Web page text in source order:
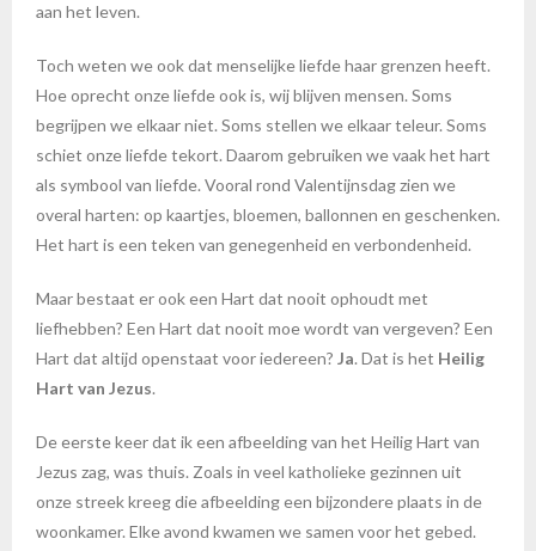
aan het leven.
Toch weten we ook dat menselijke liefde haar grenzen heeft.
Hoe oprecht onze liefde ook is, wij blijven mensen. Soms
begrijpen we elkaar niet. Soms stellen we elkaar teleur. Soms
schiet onze liefde tekort. Daarom gebruiken we vaak het hart
als symbool van liefde. Vooral rond Valentijnsdag zien we
overal harten: op kaartjes, bloemen, ballonnen en geschenken.
Het hart is een teken van genegenheid en verbondenheid.
Maar bestaat er ook een Hart dat nooit ophoudt met
liefhebben? Een Hart dat nooit moe wordt van vergeven? Een
Hart dat altijd openstaat voor iedereen? Ja. Dat is het Heilig
Hart van Jezus.
De eerste keer dat ik een afbeelding van het Heilig Hart van
Jezus zag, was thuis. Zoals in veel katholieke gezinnen uit
onze streek kreeg die afbeelding een bijzondere plaats in de
woonkamer. Elke avond kwamen we samen voor het gebed.